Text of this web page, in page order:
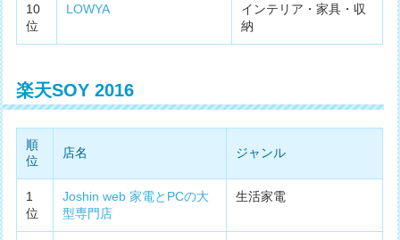
10
位
LOWYA
インテリア・家具・収
納
楽天SOY 2016
順
位
店名 ジャンル
1
位
Joshin web 家電とPCの大
型専門店
生活家電